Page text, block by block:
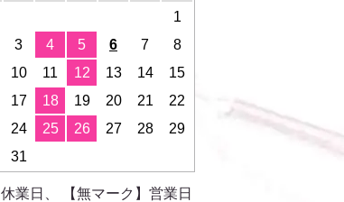
1
3 4 5 6 7
8
10 11 12 13 14
15
17 18 19 20 21
22
24 25 26 27 28
29
31
休業日、 【無マーク】営業日